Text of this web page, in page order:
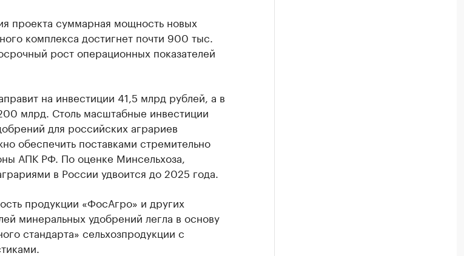
проекта суммарная мощность новых
комплекса достигнет почти 900 тыс.
рост операционных показателей
на инвестиции 41,5 млрд рублей, а в
млрд. Столь масштабные инвестиции
для российских аграриев
обеспечить поставками стремительно
АПК РФ. По оценке Минсельхоза,
в России удвоится до 2025 года.
продукции «ФосАгро» и других
минеральных удобрений легла в основу
стандарта» сельхозпродукции с